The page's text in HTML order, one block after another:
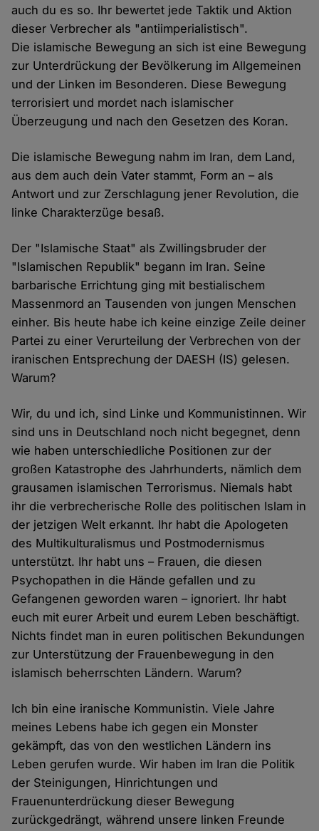
auch du es so. Ihr bewertet jede Taktik und Aktion
dieser Verbrecher als "antiimperialistisch".
Die islamische Bewegung an sich ist eine Bewegung
zur Unterdrückung der Bevölkerung im Allgemeinen
und der Linken im Besonderen. Diese Bewegung
terrorisiert und mordet nach islamischer
Überzeugung und nach den Gesetzen des Koran.
Die islamische Bewegung nahm im Iran, dem Land,
aus dem auch dein Vater stammt, Form an – als
Antwort und zur Zerschlagung jener Revolution, die
linke Charakterzüge besaß.
Der "Islamische Staat" als Zwillingsbruder der
"Islamischen Republik" begann im Iran. Seine
barbarische Errichtung ging mit bestialischem
Massenmord an Tausenden von jungen Menschen
einher. Bis heute habe ich keine einzige Zeile deiner
Partei zu einer Verurteilung der Verbrechen von der
iranischen Entsprechung der DAESH (IS) gelesen.
Warum?
Wir, du und ich, sind Linke und Kommunistinnen. Wir
sind uns in Deutschland noch nicht begegnet, denn
wie haben unterschiedliche Positionen zur der
großen Katastrophe des Jahrhunderts, nämlich dem
grausamen islamischen Terrorismus. Niemals habt
ihr die verbrecherische Rolle des politischen Islam in
der jetzigen Welt erkannt. Ihr habt die Apologeten
des Multikulturalismus und Postmodernismus
unterstützt. Ihr habt uns – Frauen, die diesen
Psychopathen in die Hände gefallen und zu
Gefangenen geworden waren – ignoriert. Ihr habt
euch mit eurer Arbeit und eurem Leben beschäftigt.
Nichts findet man in euren politischen Bekundungen
zur Unterstützung der Frauenbewegung in den
islamisch beherrschten Ländern. Warum?
Ich bin eine iranische Kommunistin. Viele Jahre
meines Lebens habe ich gegen ein Monster
gekämpft, das von den westlichen Ländern ins
Leben gerufen wurde. Wir haben im Iran die Politik
der Steinigungen, Hinrichtungen und
Frauenunterdrückung dieser Bewegung
zurückgedrängt, während unsere linken Freunde